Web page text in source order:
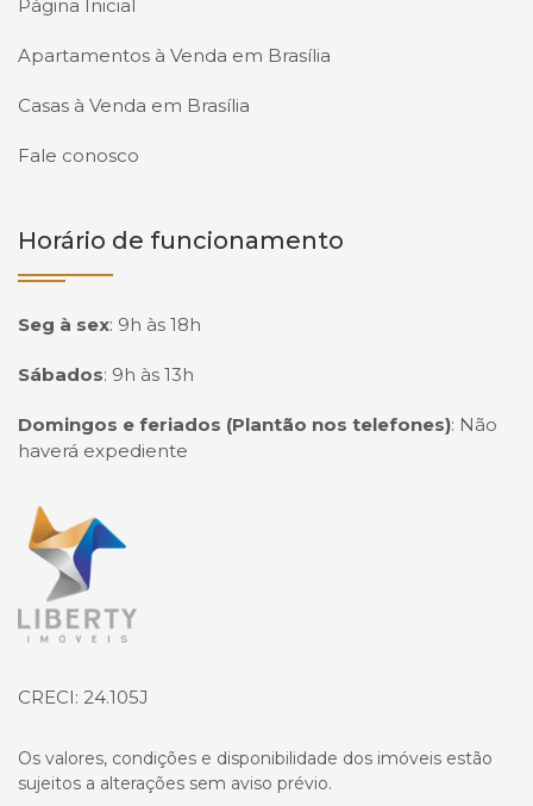
Página Inicial
Apartamentos à Venda em Brasília
Casas à Venda em Brasília
Fale conosco
Horário de funcionamento
Seg à sex: 9h às 18h
Sábados: 9h às 13h
Domingos e feriados (Plantão nos telefones): Não
haverá expediente
Página inicial
CRECI: 24.105J
Os valores, condições e disponibilidade dos imóveis estão
sujeitos a alterações sem aviso prévio.